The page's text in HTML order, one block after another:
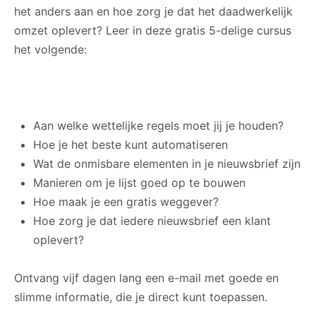
het anders aan en hoe zorg je dat het daadwerkelijk
omzet oplevert? Leer in deze gratis 5-delige cursus
het volgende:
Aan welke wettelijke regels moet jij je houden?
Hoe je het beste kunt automatiseren
Wat de onmisbare elementen in je nieuwsbrief zijn
Manieren om je lijst goed op te bouwen
Hoe maak je een gratis weggever?
Hoe zorg je dat iedere nieuwsbrief een klant
oplevert?
Ontvang vijf dagen lang een e-mail met goede en
slimme informatie, die je direct kunt toepassen.